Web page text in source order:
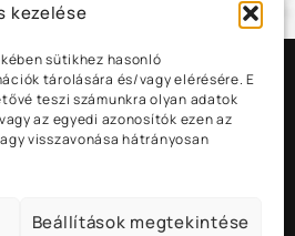
kezelése
sütikhez hasonló
tárolására és/vagy elérésére. E
teszi számunkra olyan adatok
az egyedi azonosítók ezen az
visszavonása hátrányosan
Beállítások megtekintése